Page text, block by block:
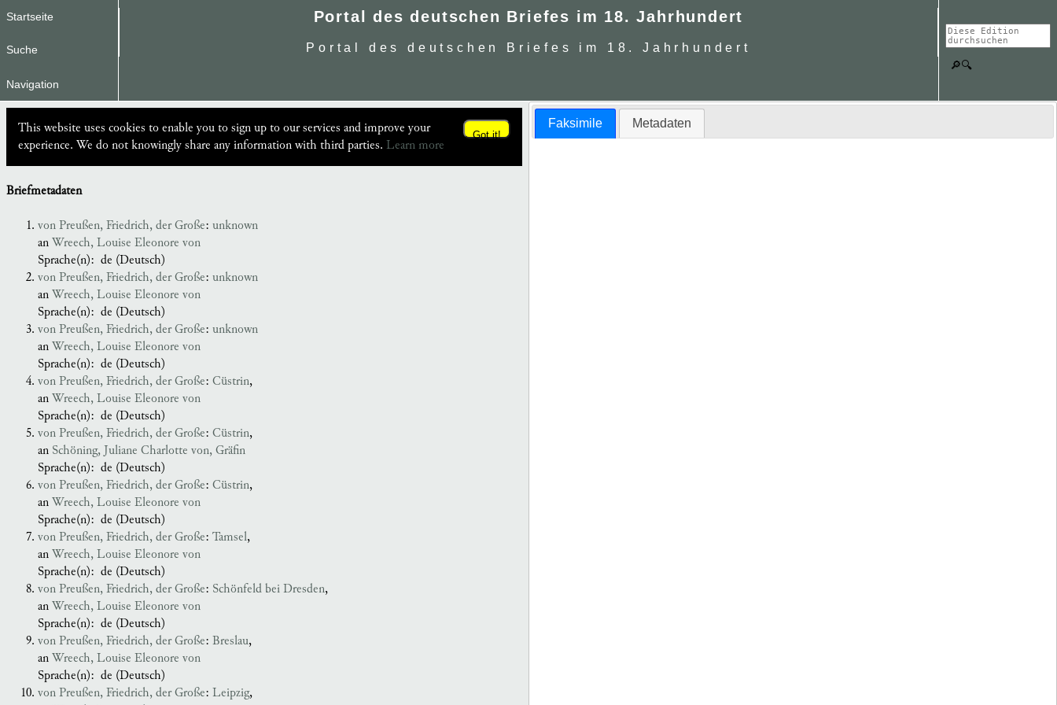
Startseite
Suche
Navigation
Portal des deutschen Briefes im 18. Jahrhundert
Portal des deutschen Briefes im 18. Jahrhundert
🔎🔍
This website uses cookies to enable you to sign up to our services and improve your
experience. We do not knowingly share any information with third parties. Learn more
Got it!
Briefmetadaten
von Preußen, Friedrich, der Große: unknown
anWreech, Louise Eleonore von
Sprache(n): de (Deutsch)
von Preußen, Friedrich, der Große: unknown
anWreech, Louise Eleonore von
Sprache(n): de (Deutsch)
von Preußen, Friedrich, der Große: unknown
anWreech, Louise Eleonore von
Sprache(n): de (Deutsch)
von Preußen, Friedrich, der Große: Cüstrin,
anWreech, Louise Eleonore von
Sprache(n): de (Deutsch)
von Preußen, Friedrich, der Große: Cüstrin,
an Schöning, Juliane Charlotte von, Gräfin
Sprache(n): de (Deutsch)
von Preußen, Friedrich, der Große: Cüstrin,
anWreech, Louise Eleonore von
Sprache(n): de (Deutsch)
von Preußen, Friedrich, der Große: Tamsel,
anWreech, Louise Eleonore von
Sprache(n): de (Deutsch)
von Preußen, Friedrich, der Große: Schönfeld bei Dresden,
anWreech, Louise Eleonore von
Sprache(n): de (Deutsch)
von Preußen, Friedrich, der Große: Breslau,
anWreech, Louise Eleonore von
Sprache(n): de (Deutsch)
von Preußen, Friedrich, der Große: Leipzig,
Faksimile Metadaten